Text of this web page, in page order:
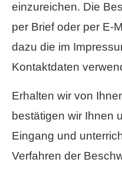
einzureichen. Die
per Brief oder per E-
dazu die im
Kontaktdaten
Erhalten wir von
bestätigen wir Ihnen
Eingang und
Verfahren der